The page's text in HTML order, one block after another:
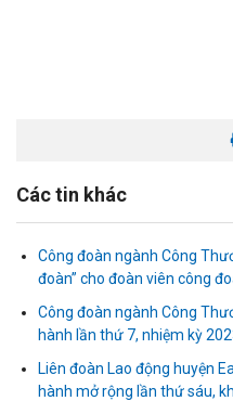
Các tin khác
Công đoàn ngành Công
đoàn” cho đoàn viên công
Công đoàn ngành Công
hành lần thứ 7, nhiệm kỳ
Liên đoàn Lao động huyện
hành mở rộng lần thứ sáu,
Liên đoàn Lao động tỉnh tổ